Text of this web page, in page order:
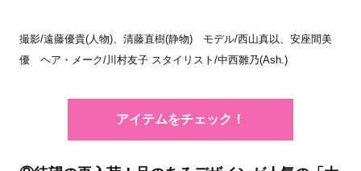
撮影/遠藤優貴(人物)、清藤直樹(静物) モデル/西山真以、安座間美
優 ヘア・メーク/川村友子 スタイリスト/中西雛乃(Ash.)
アイテムをチェック！